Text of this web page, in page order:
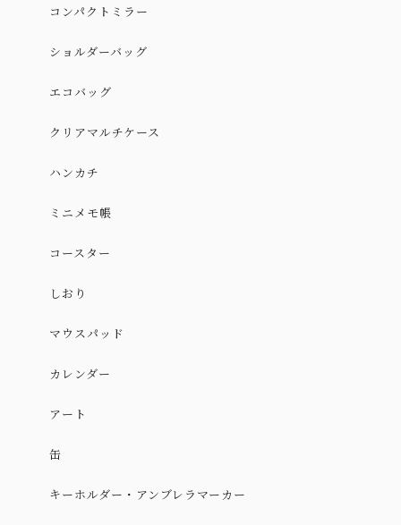
コンパクトミラー
ショルダーバッグ
エコバッグ
クリアマルチケース
ハンカチ
ミニメモ帳
コースター
しおり
マウスパッド
カレンダー
アート
缶
キーホルダー・アンブレラマーカー